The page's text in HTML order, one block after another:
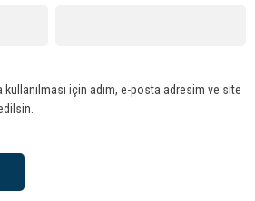
kullanılması için adım, e-posta adresim ve site